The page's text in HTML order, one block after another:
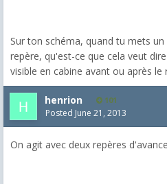
Sur ton schéma, quand tu mets
repère, qu'est-ce que cela veut
visible en cabine avant ou après
henrion 101
Posted June 21, 2013
On agit avec deux repères